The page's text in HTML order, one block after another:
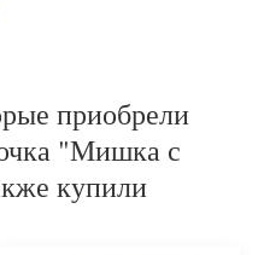
приобрели
"Мишка с
купили